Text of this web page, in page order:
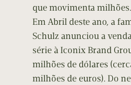
que movimenta milhões.
Em Abril deste ano, a
Schulz anunciou a
série à Iconix Brand
milhões de dólares
milhões de euros). Do